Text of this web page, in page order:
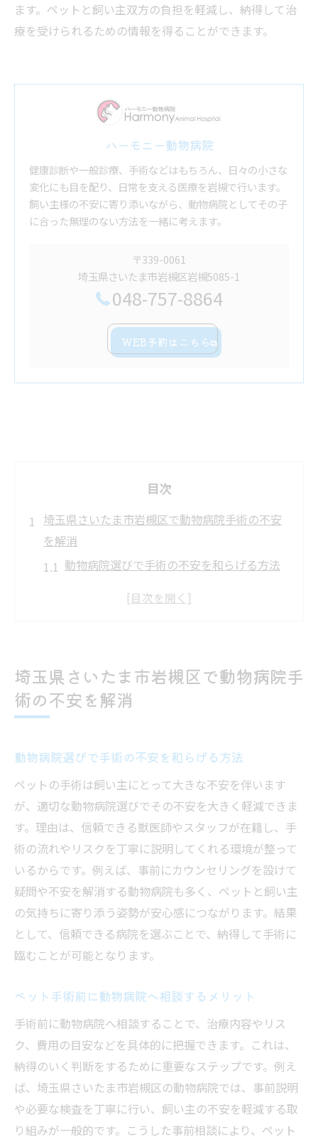
ます。ペットと飼い主双方の負担を軽減し、納得して治
療を受けられるための情報を得ることができます。
ハーモニー動物病院
健康診断や一般診療、手術などはもちろん、日々の小さな
変化にも目を配り、日常を支える医療を岩槻で行います。
飼い主様の不安に寄り添いながら、動物病院としてその子
に合った無理のない方法を一緒に考えます。
〒339-0061
埼玉県さいたま市岩槻区岩槻5085-1
048-757-8864
WEB予約はこちら
目次
埼玉県さいたま市岩槻区で動物病院手術の不安
を解消
動物病院選びで手術の不安を和らげる方法
ペット手術前に動物病院へ相談するメリッ
動物病院の手術体制と安心ポイントを解説
ペットと飼い主の緊張を減らす動物病院の
夜間も安心できる動物病院の特徴とは
動物病院選びで押さえたいチェックポイン
ト
口コミや評判を動物病院選びに活かすコツ
ペットにやさしい動物病院の見極め方
設備や医師の対応から動物病院を選ぶ視点
夜間や緊急時に頼れる動物病院を探すには
動物病院選びで後悔しないための注意点
ペットの手術費用を比較し納得の動物病院探し
動物病院での手術費用の相場と内訳を解説
口コミから見る動物病院の料金評価の傾向
費用面でも安心な動物病院の選び方とは
手術費用で失敗しない動物病院選びのコツ
予算に合った動物病院を見つけるチェック
法
埼玉県さいたま市岩槻区で動物病院手
術の不安を解消
動物病院選びで手術の不安を和らげる方法
ペットの手術は飼い主にとって大きな不安を伴います
が、適切な動物病院選びでその不安を大きく軽減できま
す。理由は、信頼できる獣医師やスタッフが在籍し、手
術の流れやリスクを丁寧に説明してくれる環境が整って
いるからです。例えば、事前にカウンセリングを設けて
疑問や不安を解消する動物病院も多く、ペットと飼い主
の気持ちに寄り添う姿勢が安心感につながります。結果
として、信頼できる病院を選ぶことで、納得して手術に
臨むことが可能となります。
ペット手術前に動物病院へ相談するメリット
手術前に動物病院へ相談することで、治療内容やリス
ク、費用の目安などを具体的に把握できます。これは、
納得のいく判断をするために重要なステップです。例え
ば、埼玉県さいたま市岩槻区の動物病院では、事前説明
や必要な検査を丁寧に行い、飼い主の不安を軽減する取
り組みが一般的です。こうした事前相談により、ペット